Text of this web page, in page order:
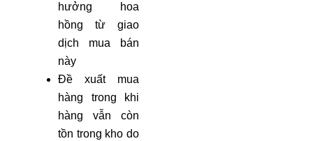
hưởng hoa
hồng từ giao
dịch mua bán
này
Đề xuất mua
hàng trong khi
hàng vẫn còn
tồn trong kho do